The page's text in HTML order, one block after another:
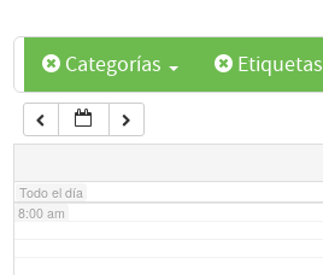
Categorías Etiquetas
Todo el día
6:00 am
7:00 am
8:00 am